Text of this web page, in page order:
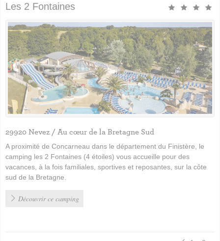
Les 2 Fontaines
29920 Nevez / Au cœur de la Bretagne Sud
A proximité de Concarneau dans le département du Finistère, le
camping les 2 Fontaines (4 étoiles) vous accueille pour des
vacances, à la fois familiales, sportives et reposantes, sur la côte
sud de la Bretagne.
Découvrir ce camping